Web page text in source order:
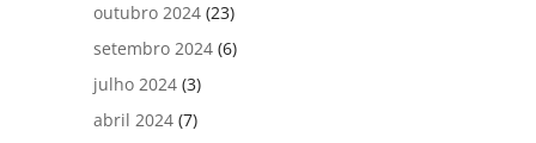
outubro 2024 (23)
setembro 2024 (6)
julho 2024 (3)
abril 2024 (7)